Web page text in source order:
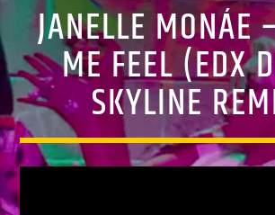
YELLOW RADIO
#ONLYGOODVIBES
JANELLE MONÁE
ME FEEL (EDX
SKYLINE